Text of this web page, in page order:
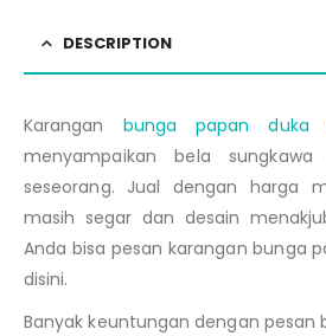
DESCRIPTION
Karangan bunga papan duka
menyampaikan bela
seseorang. Jual dengan harga
masih segar dan desain
Anda bisa pesan karangan bunga
disini.
Banyak keuntungan dengan pesan